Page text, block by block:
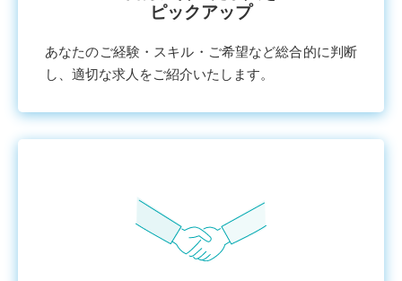
ピックアップ
あなたのご経験・スキル・ご希望など総合的に判断
し、適切な求⼈をご紹介いたします。